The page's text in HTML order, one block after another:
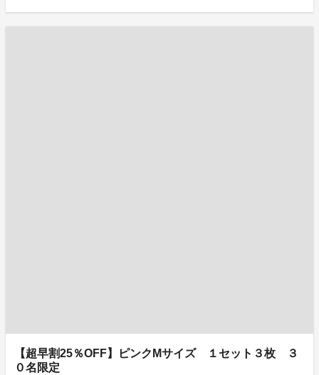
【超早割25％OFF】ピンクMサイズ １セット３枚 ３
０名限定